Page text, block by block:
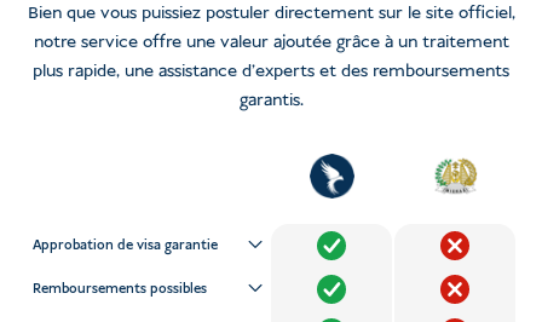
Bien que vous puissiez postuler directement sur le site officiel,
notre service offre une valeur ajoutée grâce à un traitement
plus rapide, une assistance d'experts et des remboursements
garantis.
Approbation de visa garantie
Remboursements possibles